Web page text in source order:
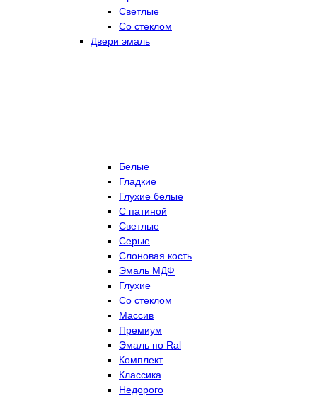
Светлые
Со стеклом
Двери эмаль
Белые
Гладкие
Глухие белые
С патиной
Светлые
Серые
Слоновая кость
Эмаль МДФ
Глухие
Со стеклом
Массив
Премиум
Эмаль по Ral
Комплект
Классика
Недорого